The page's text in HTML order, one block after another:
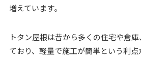
増えています。
トタン屋根は昔から多くの住宅や倉
ており、軽量で施工が簡単という利